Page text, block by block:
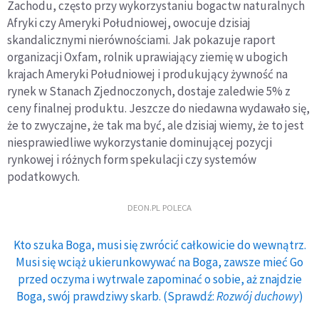
Zachodu, często przy wykorzystaniu bogactw naturalnych
Afryki czy Ameryki Południowej, owocuje dzisiaj
skandalicznymi nierównościami. Jak pokazuje raport
organizacji Oxfam, rolnik uprawiający ziemię w ubogich
krajach Ameryki Południowej i produkujący żywność na
rynek w Stanach Zjednoczonych, dostaje zaledwie 5% z
ceny finalnej produktu. Jeszcze do niedawna wydawało się,
że to zwyczajne, że tak ma być, ale dzisiaj wiemy, że to jest
niesprawiedliwe wykorzystanie dominującej pozycji
rynkowej i różnych form spekulacji czy systemów
podatkowych.
DEON.PL POLECA
Kto szuka Boga, musi się zwrócić całkowicie do wewnątrz.
Musi się wciąż ukierunkowywać na Boga, zawsze mieć Go
przed oczyma i wytrwale zapominać o sobie, aż znajdzie
Boga, swój prawdziwy skarb. (Sprawdź:Rozwój duchowy)